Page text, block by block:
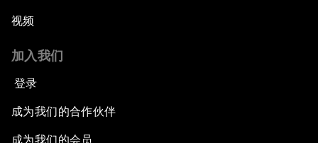
视频
加入我们
登录
成为我们的合作伙伴
成为我们的会员